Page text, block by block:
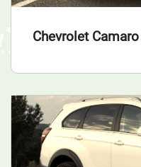
Chevrolet Camaro